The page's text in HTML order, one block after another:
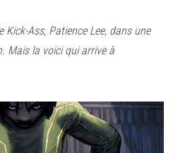
Kick-Ass, Patience Lee, dans une
Mais la voici qui arrive à